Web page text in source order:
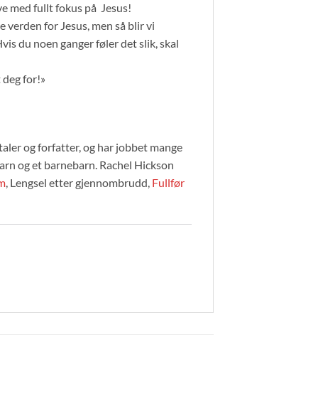
med fullt fokus på Jesus!
for Jesus, men så blir vi
du noen ganger føler det slik, skal
for!»
og forfatter, og har jobbet mange
og et barnebarn. Rachel Hickson
, Lengsel etter gjennombrudd, Fullfør